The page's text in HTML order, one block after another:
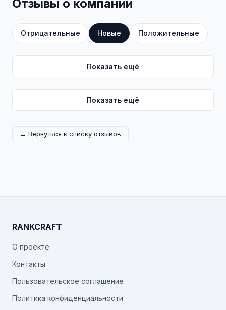
Отзывы о компании
Отрицательные Новые Положительные
Показать ещё
Показать ещё
← Вернуться к списку отзывов
RANKCRAFT
О проекте
Контакты
Пользовательское соглашение
Политика конфиденциальности